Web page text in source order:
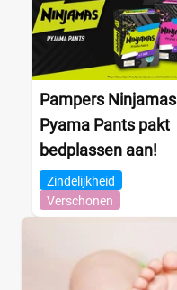
Pampers Ninjamas
Pyama Pants pakt
bedplassen aan!
Zindelijkheid
Verschonen